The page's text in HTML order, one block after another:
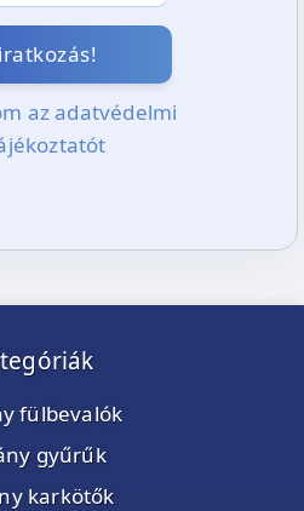
az adatvédelmi
fülbevalók
gyűrűk
karkötők